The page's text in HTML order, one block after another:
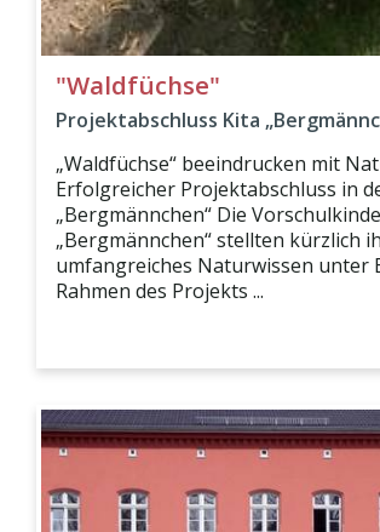
"Waldfüchse"
Projektabschluss Kita
„Waldfüchse“ beeindrucken mit
Erfolgreicher Projektabschluss in
„Bergmännchen“ Die
„Bergmännchen“ stellten kürzlich
umfangreiches Naturwissen unter
Rahmen des Projekts ...